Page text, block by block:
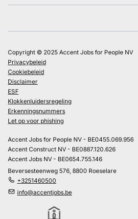
Copyright © 2025 Accent Jobs for People NV
Privacybeleid
Cookiebeleid
Disclaimer
ESF
Klokkenluidersregeling
Erkenningsnummers
Let op voor phishing
Accent Jobs for People NV - BE0455.069.956
Accent Construct NV - BE0887.120.626
Accent Jobs NV - BE0654.755.146
Beversesteenweg 576, 8800 Roeselare
+3251460500
info@accentjobs.be